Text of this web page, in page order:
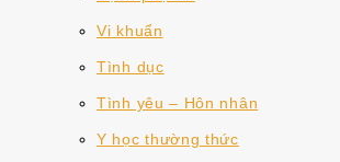
Vi khuẩn
Tình dục
Tình yêu – Hôn nhân
Y học thường thức